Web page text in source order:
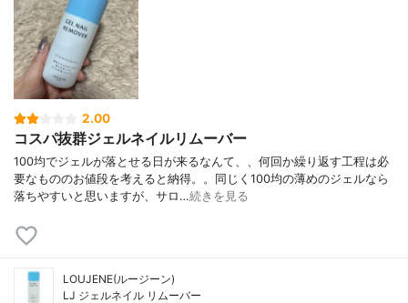
2.00
コスパ抜群ジェルネイルリムーバー
100均でジェルが落とせる日が来るなんて、、何回か繰り返す工程は必
要なもののお値段を考えると納得。。同じく100均の薄めのジェルなら
落ちやすいと思いますが、サロ…続きを見る
LOUJENE(ルージーン)
LJ ジェルネイル リムーバー